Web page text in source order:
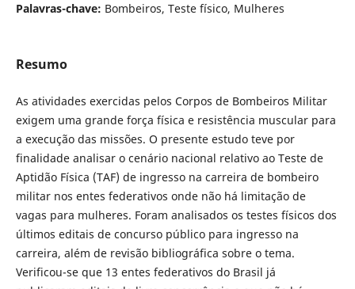
Palavras-chave: Bombeiros, Teste físico, Mulheres
Resumo
As atividades exercidas pelos Corpos de Bombeiros Militar
exigem uma grande força física e resistência muscular para
a execução das missões. O presente estudo teve por
finalidade analisar o cenário nacional relativo ao Teste de
Aptidão Física (TAF) de ingresso na carreira de bombeiro
militar nos entes federativos onde não há limitação de
vagas para mulheres. Foram analisados os testes físicos dos
últimos editais de concurso público para ingresso na
carreira, além de revisão bibliográfica sobre o tema.
Verificou-se que 13 entes federativos do Brasil já